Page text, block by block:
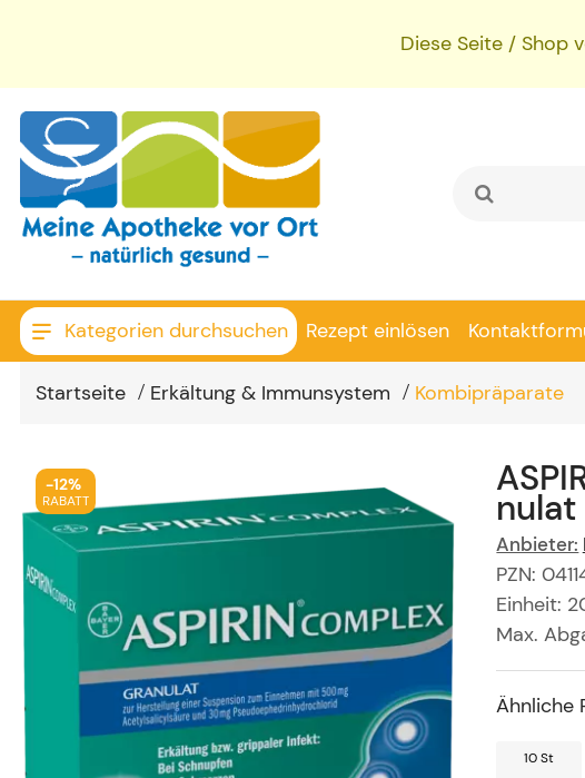
Diese Seite / Shop
Kategorien durchsuchen Rezept einlösen
Startseite Erkältung & Immunsystem Kombipräparate
-12%
RABATT
Anbieter:
PZN:
Einheit:
Max.
Ähnliche
10 St